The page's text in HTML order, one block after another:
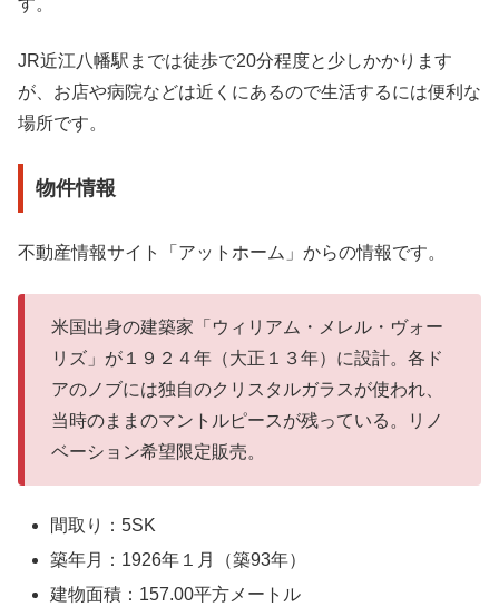
す。
JR近江八幡駅までは徒歩で20分程度と少しかかります
が、お店や病院などは近くにあるので生活するには便利な
場所です。
物件情報
不動産情報サイト「アットホーム」からの情報です。
米国出身の建築家「ウィリアム・メレル・ヴォー
リズ」が１９２４年（大正１３年）に設計。各ド
アのノブには独自のクリスタルガラスが使われ、
当時のままのマントルピースが残っている。リノ
ベーション希望限定販売。
間取り：5SK
築年月：1926年１月（築93年）
建物面積：157.00平方メートル